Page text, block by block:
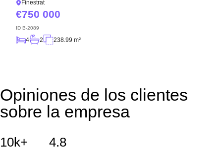
Finestrat
750 000
ID B-2089
4 2 238.99 m²
Opiniones de los clientes
sobre la empresa
10k+ 4.8